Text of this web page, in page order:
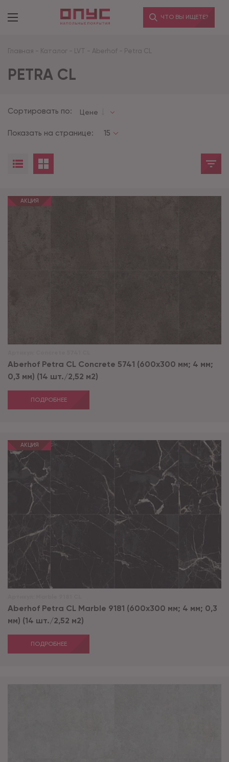
ЧТО ВЫ ИЩЕТЕ?
Главная - Каталог - LVT - Aberhof - Petra CL
PETRA CL
Сортировать по: Цене
Показать на странице: 15
АКЦИЯ
Aberhof Petra CL Concrete 5741 (600x300 мм; 4 мм;
0,3 мм) (14 шт./2,52 м2)
ПОДРОБНЕЕ
АКЦИЯ
Aberhof Petra CL Marble 9181 (600x300 мм; 4 мм; 0,3
мм) (14 шт./2,52 м2)
ПОДРОБНЕЕ